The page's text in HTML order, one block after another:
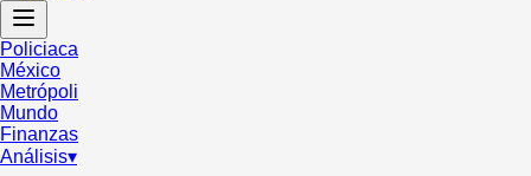
Policiaca
México
Metrópoli
Mundo
Finanzas
Análisis▾